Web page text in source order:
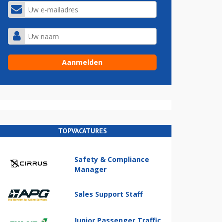
TOPVACATURES
Safety & Compliance
Manager
Sales Support Staff